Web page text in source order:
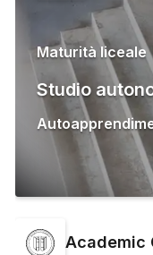
Maturità liceale
Studio
Academic